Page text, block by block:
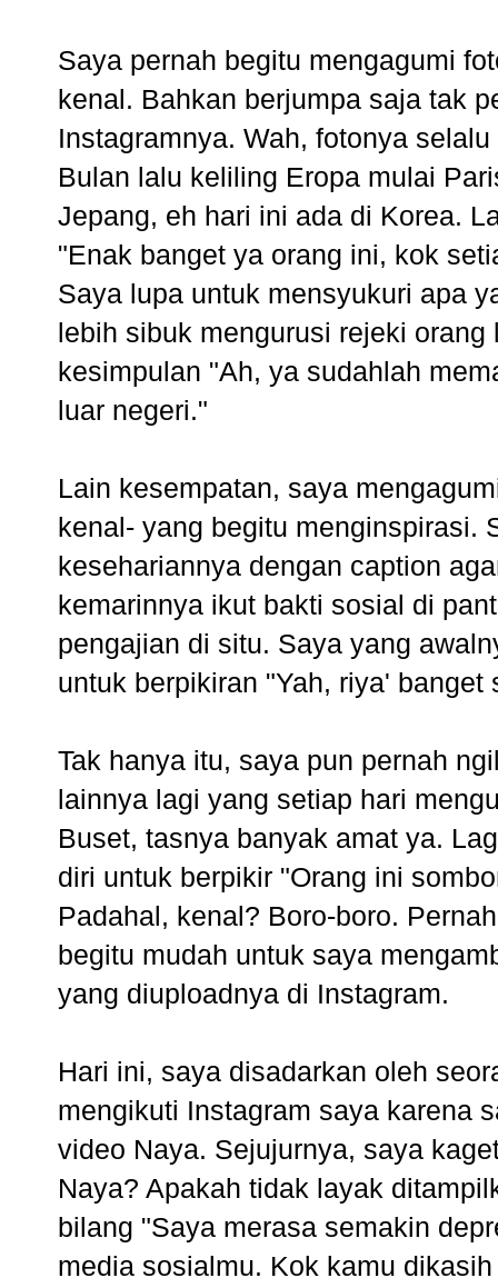
Saya pernah begitu mengagumi
kenal. Bahkan berjumpa saja tak
Instagramnya. Wah, fotonya
Bulan lalu keliling Eropa mulai
Jepang, eh hari ini ada di Korea.
"Enak banget ya orang ini, kok
Saya lupa untuk mensyukuri apa
lebih sibuk mengurusi rejeki
kesimpulan "Ah, ya sudahlah
luar negeri."
Lain kesempatan, saya
kenal- yang begitu menginspirasi.
kesehariannya dengan caption
kemarinnya ikut bakti sosial di
pengajian di situ. Saya yang
untuk berpikiran "Yah, riya' banget
Tak hanya itu, saya pun pernah
lainnya lagi yang setiap hari
Buset, tasnya banyak amat ya.
diri untuk berpikir "Orang ini
Padahal, kenal? Boro-boro.
begitu mudah untuk saya
yang diuploadnya di Instagram.
Hari ini, saya disadarkan oleh
mengikuti Instagram saya karena
video Naya. Sejujurnya, saya
Naya? Apakah tidak layak
bilang "Saya merasa semakin
media sosialmu. Kok kamu